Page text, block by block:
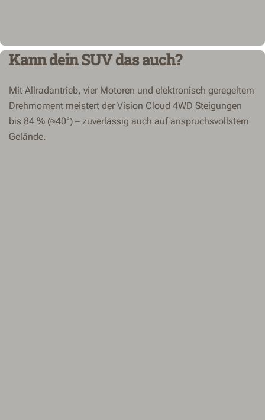
Kann dein SUV das auch?
Mit Allradantrieb, vier Motoren und elektronisch geregeltem
Drehmoment meistert der Vision Cloud 4WD Steigungen
bis 84 % (≈40°) – zuverlässig auch auf anspruchsvollstem
Gelände.